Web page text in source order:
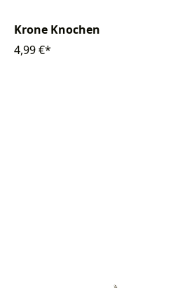
Krone Knochen
4,99 €*